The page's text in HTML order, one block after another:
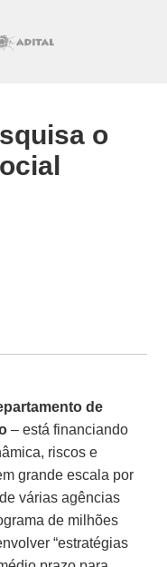
o
de
– está financiando
riscos e
grande escala por
várias agências
de milhões
“estratégias